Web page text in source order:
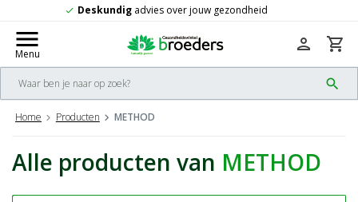
check Gratisverzending vanaf 50,-
menu
Menu
search
person shopping_cart
Home Producten METHOD
Alle producten van METHOD